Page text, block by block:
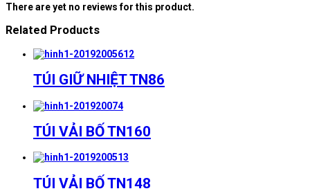
There are yet no reviews for this product.
Related Products
TÚI GIỮ NHIỆT TN86
TÚI VẢI BỐ TN160
TÚI VẢI BỐ TN148